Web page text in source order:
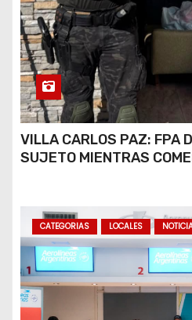
VILLA CARLOS PAZ: FPA
SUJETO MIENTRAS
CATEGORIAS LOCALES